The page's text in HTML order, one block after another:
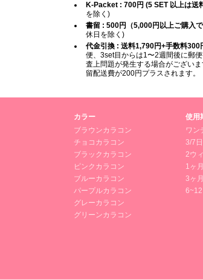
K-Packet : 700円 (5 SET 以上は送
を除く)
書留 : 500円（5,000円以上ご購入で
休日を除く)
代金引換 : 送料1,790円+手数料300
便、3set目からは1〜2週間後に郵
査上問題が発生する場合がござい
留配送費が200円プラスされます。
カラー
ブラウンカラコン
チョコカラコン
ブラックカラコン
ピンクカラコン
ブルーカラコン
パープルカラコン
グレーカラコン
グリーンカラコン
使用
ワン
3/7
2ウ
1ヶ
3ヶ